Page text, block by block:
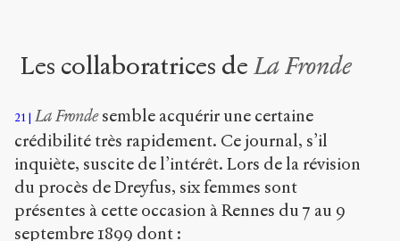
Les collaboratrices deLa Fronde
21 La Frondesemble acquérir une certaine
crédibilité très rapidement. Ce journal, s’il
inquiète, suscite de l’intérêt. Lors de la révision
du procès de Dreyfus, six femmes sont
présentes à cette occasion à Rennes du 7 au 9
septembre 1899 dont :